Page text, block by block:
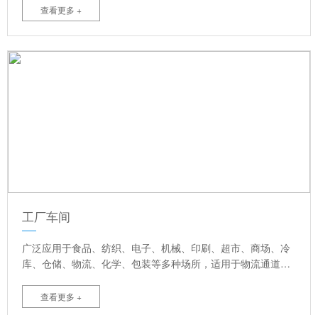
足物流及洁净场所，并且节省能源，提高空调效果，高速自动
关闭，提高作用效率，创造理想舒适的作业环境等优点。
查看更多 +
工厂车间
广泛应用于食品、纺织、电子、机械、印刷、超市、商场、冷
库、仓储、物流、化学、包装等多种场所，适用于物流通道，
足物流及洁净场所，并且节省能源，提高空调效果，高速自动
关闭，提高作用效率，创造理想舒适的作业环境等优点。
查看更多 +